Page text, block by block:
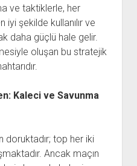
ve taktiklerle, her
iyi şekilde kullanılır ve
daha güçlü hale gelir.
oluşan bu stratejik
Kaleci ve Savunma
doruktadır; top her iki
Ancak maçın